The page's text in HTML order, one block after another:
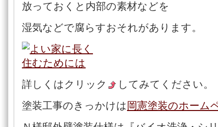
放っておくと内部の素材などを
湿気などで腐らすおそれがあります。
詳しくはクリック
してみてください。
塗装工事のきっかけは 岡憲塗装のホーム